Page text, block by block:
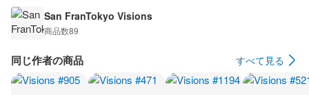
San FranTokyo Visions
商品数89
同じ作者の商品 すべて見る